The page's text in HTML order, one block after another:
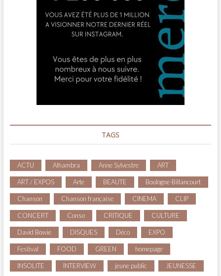
TAGS
ACTU Alhambra Anne Sylvestre ART
ART / EXPOS Arte BEAUTE Boulogne-Billancourt
Chanson Chanson française CINEMA CLIP
CONCERT Conso CRITIQUE CULTURE
David Bowie DISQUES Déco EXPO
Festival FOOD GREEN homepage
INSOLITE INTERVIEW jeune public JEUNESSE